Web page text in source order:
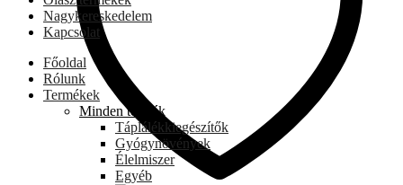
Nagykereskedelem
Kapcsolat
Főoldal
Rólunk
Termékek
Minden termék
Táplálékkiegészítők
Gyógynövények
Élelmiszer
Egyéb